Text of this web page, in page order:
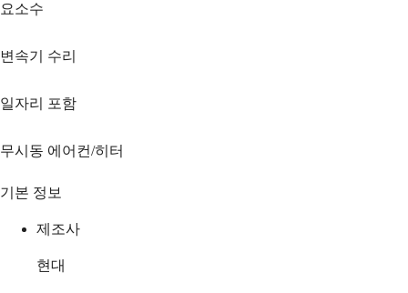
요소수
변속기 수리
일자리 포함
무시동 에어컨/히터
기본 정보
제조사
현대